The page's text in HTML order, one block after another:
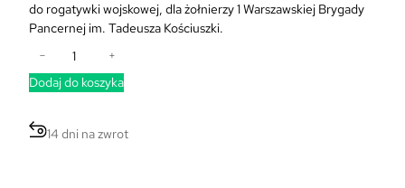
do rogatywki wojskowej, dla żołnierzy 1 Warszawskiej Brygady
Pancernej im. Tadeusza Kościuszki.
o
ć
O
− +
Dodaj do koszyka
14 dni na zwrot